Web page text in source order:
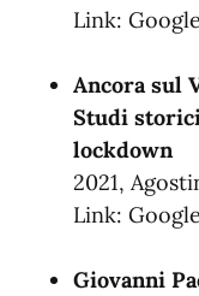
Link:
Ancora sul
Studi
lockdown
2021,
Link:
Giovanni